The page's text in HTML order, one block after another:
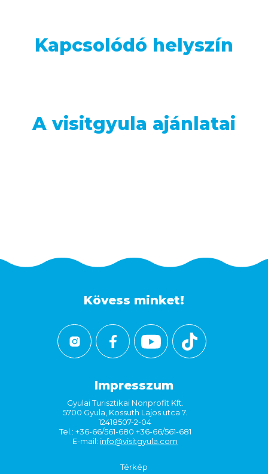
Kapcsolódó helyszín
A visitgyula ajánlatai
Kövess minket!
Impresszum
Gyulai Turisztikai Nonprofit Kft.
5700 Gyula, Kossuth Lajos utca 7.
12418507-2-04
Tel.: +36-66/561-680 +36-66/561-681
E-mail: info@visitgyula.com
Térkép